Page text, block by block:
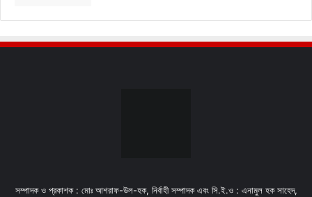
সম্পাদক ও প্রকাশক : মোঃ আশরাফ-উল-হক, নির্বাহী সম্পাদক এবং সি.ই.ও : এনামুল হক সাহেদ,